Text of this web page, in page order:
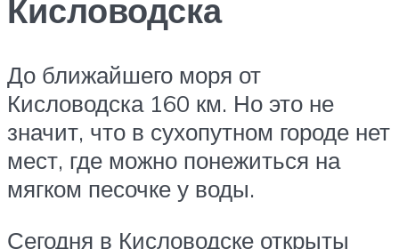
Кисловодска
До ближайшего моря от
Кисловодска 160 км. Но это не
значит, что в сухопутном городе нет
мест, где можно понежиться на
мягком песочке у воды.
Сегодня в Кисловодске открыты